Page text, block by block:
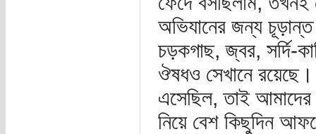
অভিযানের জন্য
চড়কগাছ, জ্বর, সর্দি-
ঔষধও সেখানে
এসেছিল, তাই
নিয়ে বেশ কিছুদিন